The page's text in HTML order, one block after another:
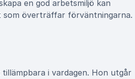
en god arbetsmiljö kan
överträffar förväntningarna.
i vardagen. Hon utgår